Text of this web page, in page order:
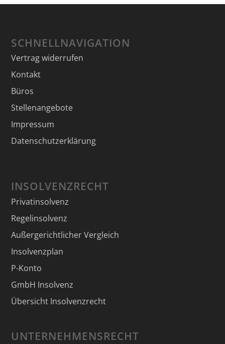
SCHNELLNAVIGATION
Vertrag widerrufen
Kontakt
Büros
Stellenangebote
Impressum
Datenschutzerklärung
INSOLVENZRECHT
Privatinsolvenz
Regelinsolvenz
Außergerichtlicher Vergleich
Insolvenzplan
P-Konto
GmbH Insolvenz
Übersicht Insolvenzrecht
UNTERNEHMENSRECHT